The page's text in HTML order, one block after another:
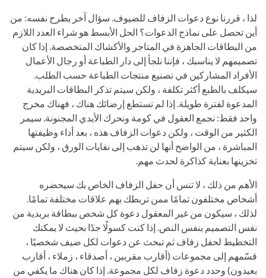
لذا ، قررنا نوع دعوات الزفاف للضيوف. سؤال آخر يطرح نفسه: من
أين تحصل على نماذج الدعوات؟ الحل الأبسط هو شراء العدد اللازم
من البطاقات الجاهزة في المتاجر والأكشاك المتخصصة. إذا كان
تصميمهم لا يناسبك ، فإننا نلجأ إلى دار الطباعة أو رجال الأعمال
الأفراد المشاركين في تصنيع منتجات الطباعة حسب الطلب.
سيكلف بالطبع أكثر تكلفة ، ولكن سيتم تذكر البطاقات البريدية
المدعوة لفترة طويلة. إذا لم تستطع إرضائك هناك ، فهناك مخرج
واحد فقط: نجمع العقول في كومة ونحرك الأيدي المجنونة. سيمر
الكثير من الوقت ، ولكن دعوات الزفاف هذه ، بعد أداء وظيفتها
المباشرة ، من الواضح أنها لن تذهب إلى نفايات الورق ، ولكن سيتم
تخزينها بعناية كذاكرة لحدث مهم.
الأهم من ذلك ، لا تنس أن حفل الزفاف الخاص بك سيحضره
أشخاص مختلفون تمامًا ممن تربطك بهم علاقات مختلفة تمامًا.
لذلك ، سيكون من غير المعقول دعوة كل شخص ببطاقة بريدية من
نفس التصميم بنفس النص. إذا كنت كسولًا جدًا بحيث لا يمكنك
التخطيط لحفل زفاف ثم تبحث عن دعوات لكل ضيف شخصيًا ،
قسّمهم إلى مجموعات (أقارب مقربين ، أصدقاء ، زملاء ، أقارب
بعيدون) وحدد دعوة زفاف لكل مجموعة. إذا كان هناك ما يكفي من